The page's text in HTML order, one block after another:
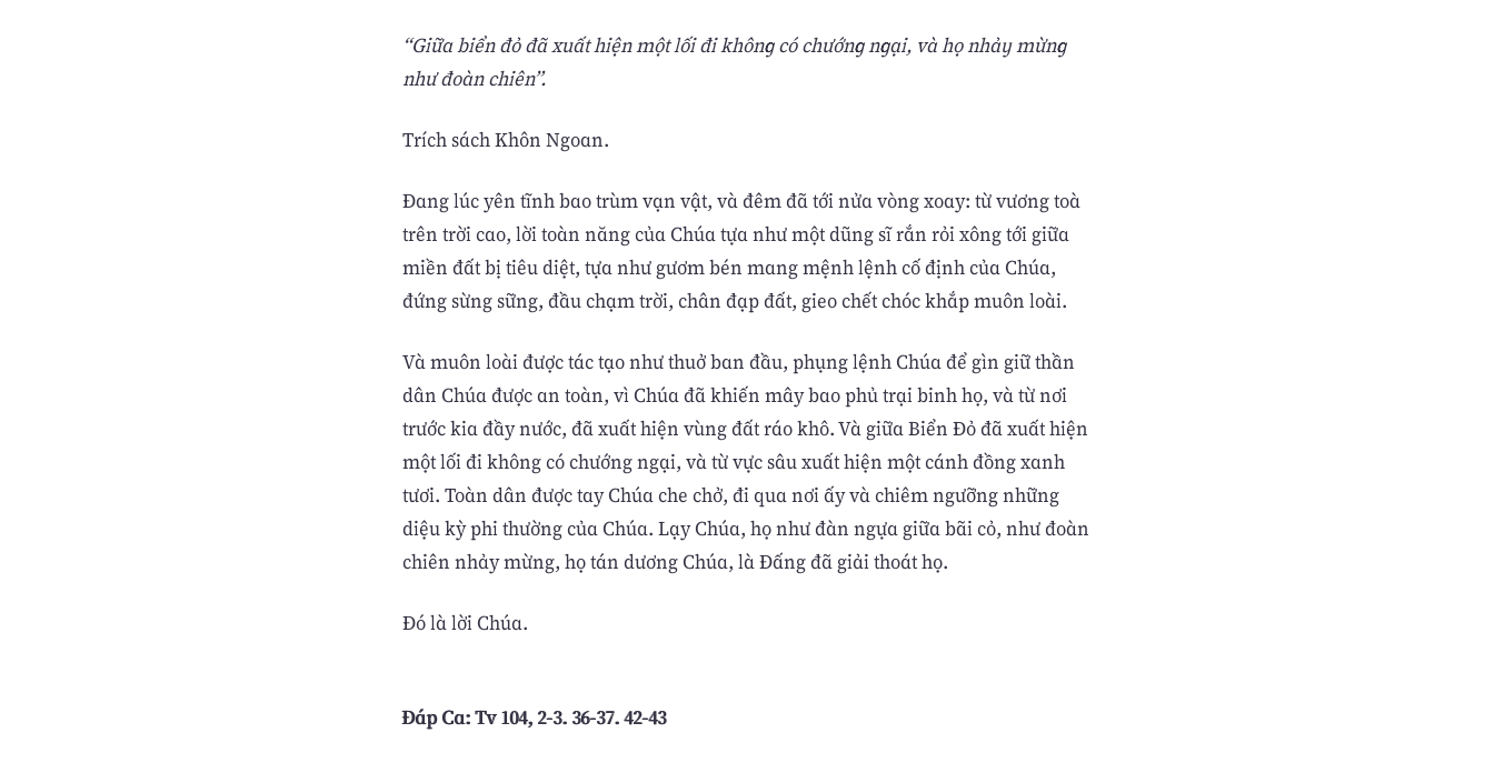
“Giữa biển đỏ đã xuất hiện một lối đi không có chướng ngại, và họ nhảy mừng
như đoàn chiên”.
Trích sách Khôn Ngoan.
Ðang lúc yên tĩnh bao trùm vạn vật, và đêm đã tới nửa vòng xoay: từ vương toà
trên trời cao, lời toàn năng của Chúa tựa như một dũng sĩ rắn rỏi xông tới giữa
miền đất bị tiêu diệt, tựa như gươm bén mang mệnh lệnh cố định của Chúa,
đứng sừng sững, đầu chạm trời, chân đạp đất, gieo chết chóc khắp muôn loài.
Và muôn loài được tác tạo như thuở ban đầu, phụng lệnh Chúa để gìn giữ thần
dân Chúa được an toàn, vì Chúa đã khiến mây bao phủ trại binh họ, và từ nơi
trước kia đầy nước, đã xuất hiện vùng đất ráo khô. Và giữa Biển Ðỏ đã xuất hiện
một lối đi không có chướng ngại, và từ vực sâu xuất hiện một cánh đồng xanh
tươi. Toàn dân được tay Chúa che chở, đi qua nơi ấy và chiêm ngưỡng những
diệu kỳ phi thường của Chúa. Lạy Chúa, họ như đàn ngựa giữa bãi cỏ, như đoàn
chiên nhảy mừng, họ tán dương Chúa, là Ðấng đã giải thoát họ.
Ðó là lời Chúa.
Đáp Ca: Tv 104, 2-3. 36-37. 42-43